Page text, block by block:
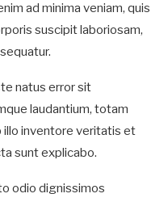
ad minima veniam, quis
suscipit laboriosam,
natus error sit
laudantium, totam
illo inventore veritatis et
sunt explicabo.
odio dignissimos